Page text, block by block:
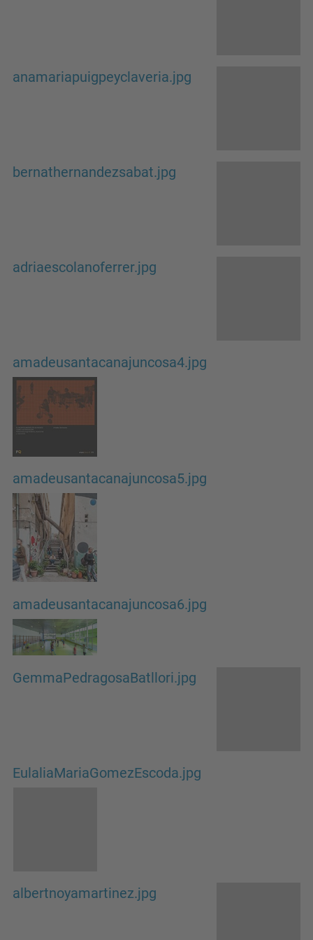
anamariapuigpeyclaveria.jpg
bernathernandezsabat.jpg
adriaescolanoferrer.jpg
amadeusantacanajuncosa4.jpg
amadeusantacanajuncosa5.jpg
amadeusantacanajuncosa6.jpg
GemmaPedragosaBatllori.jpg
EulaliaMariaGomezEscoda.jpg
albertnoyamartinez.jpg